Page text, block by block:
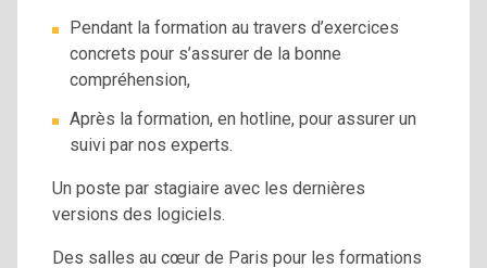
Pendant la formation au travers d’exercices
concrets pour s’assurer de la bonne
compréhension,
Après la formation, en hotline, pour assurer un
suivi par nos experts.
Un poste par stagiaire avec les dernières
versions des logiciels.
Des salles au cœur de Paris pour les formations